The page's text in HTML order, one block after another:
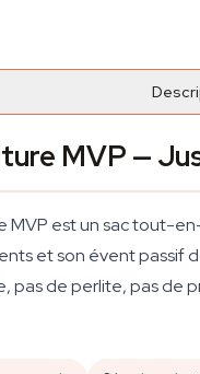
MVP —
MVP est un sac tout-
et son évent passif
pas de perlite, pas de